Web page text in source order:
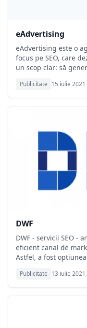
eAdvertising
eAdvertising este o
focus pe SEO, care
un scop clar: să
Publicitate 15 iulie 2021
DWF
DWF - servicii SEO -
eficient canal de
Astfel, a fost
Publicitate 13 iulie 2021